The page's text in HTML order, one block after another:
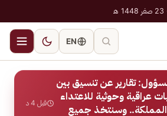
EN
تقارير عن تنسيق بين
عراقية وحوثية للاعتداء
وسنتخذ جميع
قبل 4 د